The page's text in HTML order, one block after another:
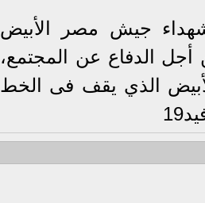
أن الشهيدة رقم 203 من شهداء جيش مصر الأبيض
الدفاع عن المجتمع،
الذي يقف فى الخط